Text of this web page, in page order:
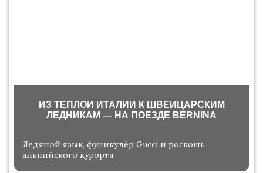
ИЗ ТЁПЛОЙ ИТАЛИИ К ШВЕЙЦАРСКИМ
ЛЕДНИКАМ — НА ПОЕЗДЕ BERNINA
Ледяной язык, фуникулёр Gucci и роскошь
альпийского курорта